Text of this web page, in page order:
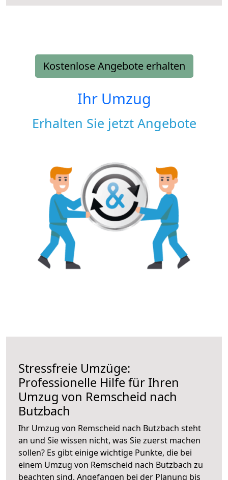
Kostenlose Angebote erhalten
Ihr Umzug
Erhalten Sie jetzt Angebote
Stressfreie Umzüge:
Professionelle Hilfe für Ihren
Umzug von Remscheid nach
Butzbach
Ihr Umzug von Remscheid nach Butzbach steht
an und Sie wissen nicht, was Sie zuerst machen
sollen? Es gibt einige wichtige Punkte, die bei
einem Umzug von Remscheid nach Butzbach zu
beachten sind. Angefangen bei der Planung bis